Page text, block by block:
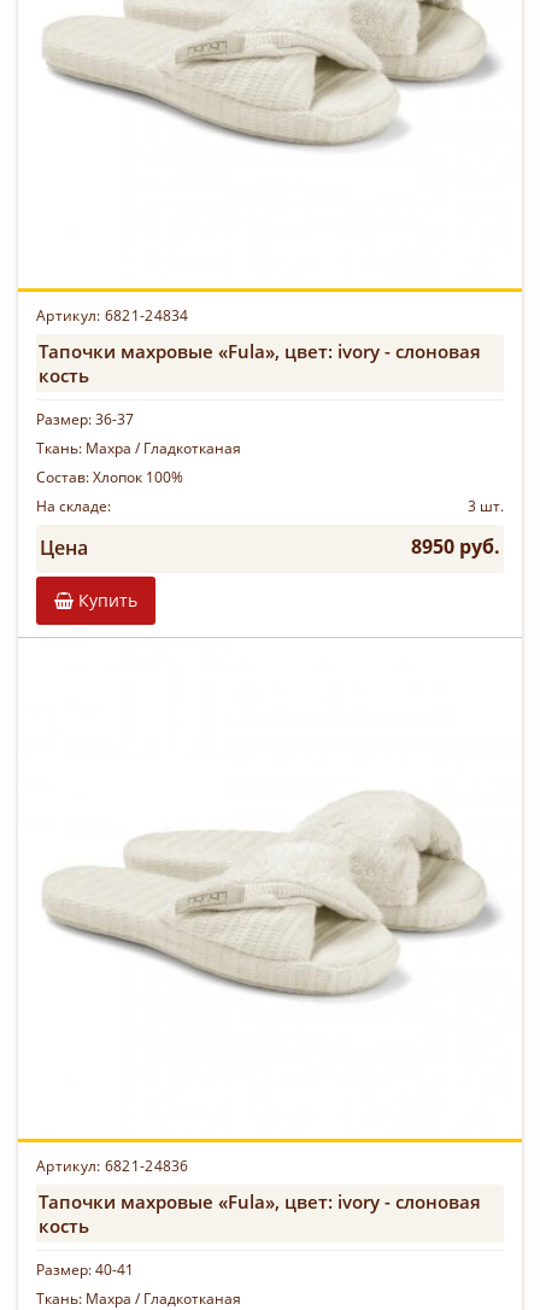
Артикул: 6821-24834
Тапочки махровые «Fula», цвет: ivory - слоновая
кость
Размер:36-37
Ткань: Махра / Гладкотканая
Состав:Хлопок 100%
На складе:
3 шт.
Цена 8950 руб.
Купить
Артикул: 6821-24836
Тапочки махровые «Fula», цвет: ivory - слоновая
кость
Размер:40-41
Ткань: Махра / Гладкотканая